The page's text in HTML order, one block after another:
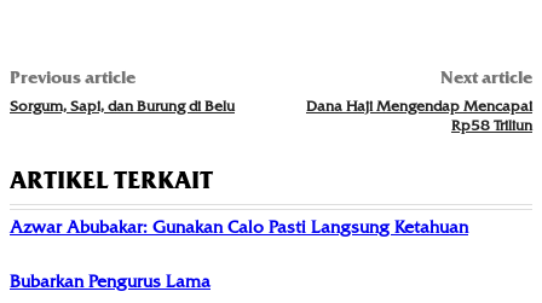
Previous article
Sorgum, Sapi, dan Burung di Belu
Next article
Dana Haji Mengendap Mencapai
Rp58 Triliun
ARTIKEL TERKAIT
Azwar Abubakar: Gunakan Calo Pasti Langsung Ketahuan
Bubarkan Pengurus Lama